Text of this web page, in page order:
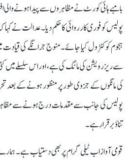
بامبے ہائی کورٹ نے مظاہروں سے پیدا ہونے
پولیس کو فوری کارروائی کا حکم دیا۔ عدالت نے
ہجوم کو کنٹرول کیا جائے۔ منوج جرانگے کی
سے ریزرویشن کی مانگ کی ہے، اور اس سلسلے میں
کی مانگوں کے جزوی طور پر منظور ہونے کے بعد
پولیس کی جانب سے مقدمات درج ہونے سے
تناؤ برقرار ہے۔
قومی آواز اب ٹیلی گرام پر بھی دستیاب ہے۔